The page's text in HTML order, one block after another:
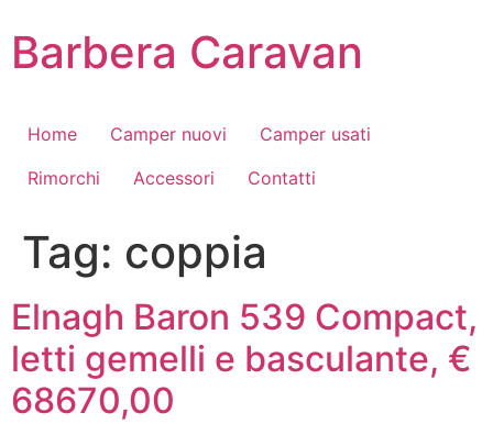
contenuto
Barbera Caravan
Home Camper nuovi
Camper usati
Rimorchi
Accessori Contatti
Tag: coppia
Elnagh Baron 539 Compact,
letti gemelli e basculante, €
68670,00